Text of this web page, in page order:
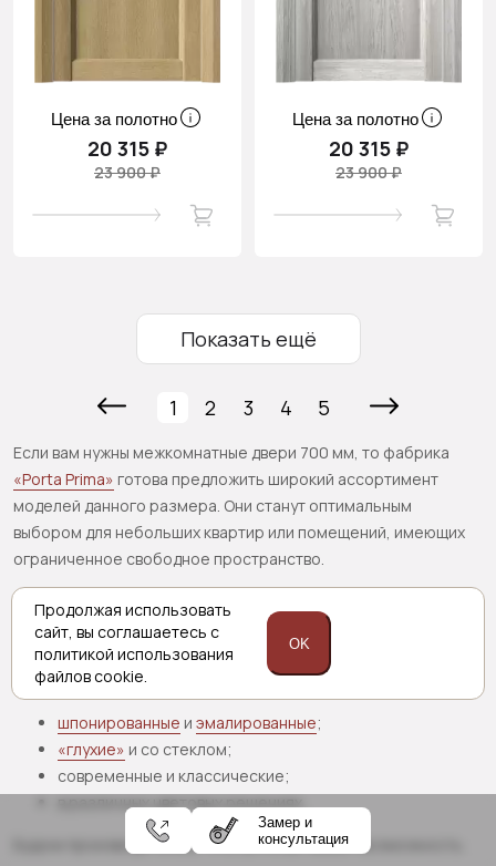
Цена за полотно
20 315 ₽
23 900 ₽
Цена за полотно
20 315 ₽
23 900 ₽
Показать ещё
1 2 3 4 5
Если вам нужны межкомнатные двери 700 мм, то фабрика
«Porta Prima» готова предложить широкий ассортимент
моделей данного размера. Они станут оптимальным
выбором для небольших квартир или помещений, имеющих
ограниченное свободное пространство.
В
каталоге
фабрики вам не составит труда подобрать подходящую
модель, так как изделия представлены в большом
разнообразии:
шпонированные и эмалированные;
«глухие» и со стеклом;
современные и классические;
в различных цветовых решениях.
Будучи производителем, «Porta Prima» имеет возможность
Замер и
консультация
Продолжая использовать
сайт, вы соглашаетесь с
политикой использования
файлов cookie.
OK